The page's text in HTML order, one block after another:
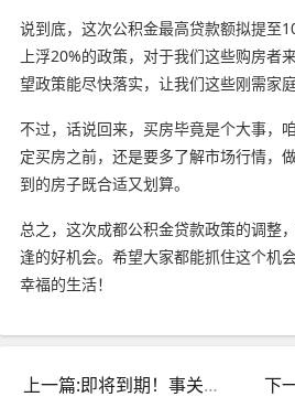
说到底，这次公积金最高贷款额拟提至
上浮20%的政策，对于我们这些购房者
望政策能尽快落实，让我们这些刚需家
不过，话说回来，买房毕竟是个大事，
定买房之前，还是要多了解市场行情，
到的房子既合适又划算。
总之，这次成都公积金贷款政策的调整
逢的好机会。希望大家都能抓住这个机
幸福的生活！
上一篇:即将到期！事关你的公积金！速看这些重要提醒